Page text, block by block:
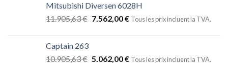
Mitsubishi Diversen 6028H
11.905,63€ 7.562,00€ Tous les prix incluent la TVA.
Captain 263
10.905,63€ 5.062,00€ Tous les prix incluent la TVA.